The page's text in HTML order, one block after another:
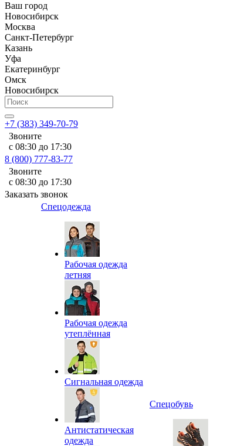
Ваш город
Новосибирск
Москва
Санкт-Петербург
Казань
Уфа
Екатеринбург
Омск
Новосибирск
+7 (383) 349-70-79
Звоните
с 08:30 до 17:30
8 (800) 777-83-77
Звоните
с 08:30 до 17:30
Заказать звонок
Спецодежда
Рабочая одежда
летняя
Рабочая одежда
утеплённая
Сигнальная одежда
Антистатическая
одежда
Спецобувь